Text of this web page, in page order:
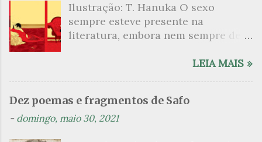
i
o
Ilustração: T. Hanuka O sexo
sempre esteve presente na
literatura, embora nem sempre de
que mergulharam em sua própria
psicanalítico e findaram por revelar
a partir dessa intimidade o lado
LEIA MAIS »
Dez poemas e fragmentos de Safo
- domingo, maio 30, 2021